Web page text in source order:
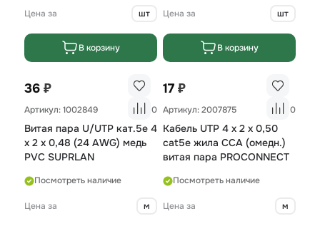
Цена за шт
В корзину
Цена за шт
В корзину
36 ₽
Артикул: 1002849 0
Витая пара U/UTP кат.5е 4
х 2 х 0,48 (24 AWG) медь
PVC SUPRLAN
Посмотреть наличие
Цена за м
17 ₽
Артикул: 2007875 0
Кабель UTP 4 х 2 х 0,50
cat5e жила CCA (омедн.)
витая пара PROCONNECT
Посмотреть наличие
Цена за м